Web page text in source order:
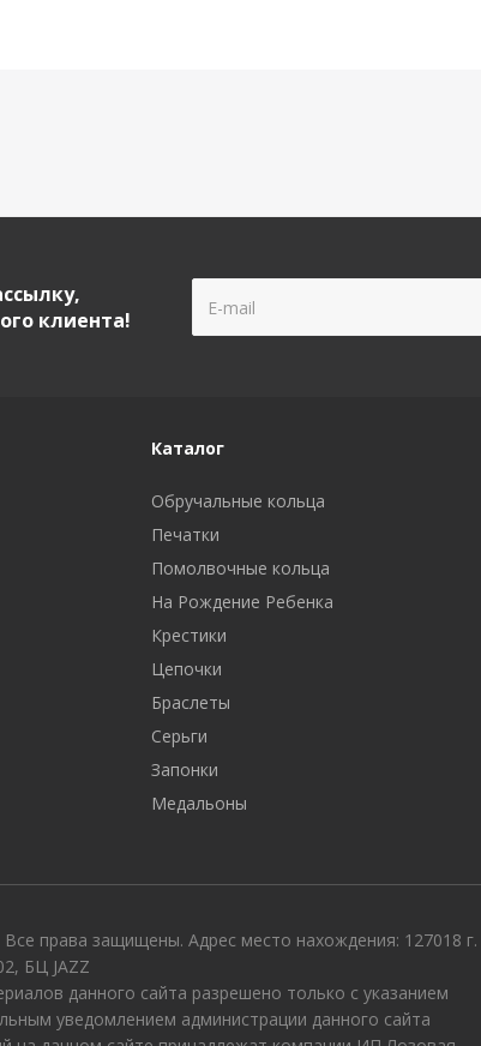
клиента!
Каталог
Обручальные кольца
Печатки
Помолвочные кольца
На Рождение Ребенка
Крестики
Цепочки
Браслеты
Серьги
Запонки
Медальоны
права защищены. Адрес место нахождения: 127018 г.
БЦ JAZZ
данного сайта разрешено только с указанием
уведомлением администрации данного сайта